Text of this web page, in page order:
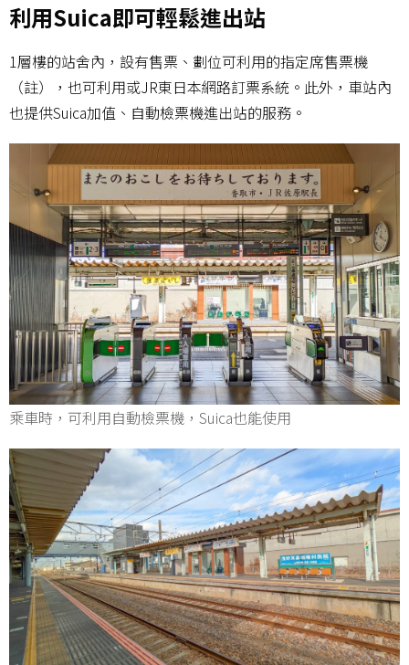
利用Suica即可輕鬆進出站
1層樓的站舍內，設有售票、劃位可利用的指定席售票機
（註），也可利用或JR東日本網路訂票系統。此外，車站內
也提供Suica加值、自動檢票機進出站的服務。
乘車時，可利用自動檢票機，Suica也能使用